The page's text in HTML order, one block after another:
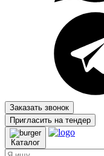
Заказать звонок
Пригласить на тендер
Каталог